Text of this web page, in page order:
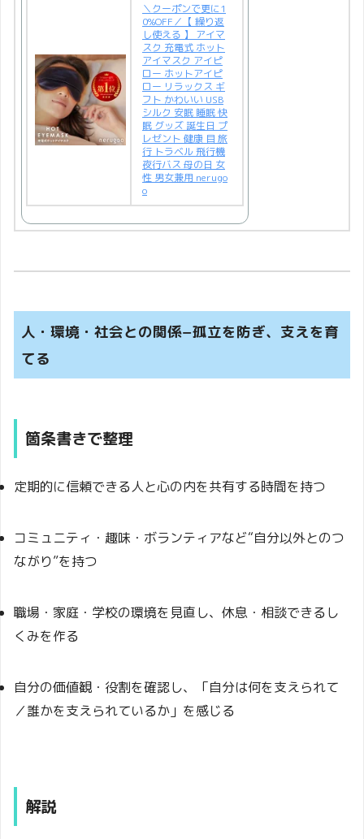
＼クーポンで更に1
0%OFF／【 繰り返
し使える 】 アイマ
スク 充電式 ホット
アイマスク アイピ
ロー ホットアイピ
ロー リラックス ギ
フト かわいい USB
シルク 安眠 睡眠 快
眠 グッズ 誕生日 プ
レゼント 健康 目 旅
行 トラベル 飛行機
夜行バス 母の日 女
性 男女兼用 nerugo
o
人・環境・社会との関係−孤立を防ぎ、支えを育
てる
箇条書きで整理
定期的に信頼できる人と心の内を共有する時間を持つ
コミュニティ・趣味・ボランティアなど“自分以外とのつ
ながり”を持つ
職場・家庭・学校の環境を見直し、休息・相談できるし
くみを作る
自分の価値観・役割を確認し、「自分は何を支えられて
／誰かを支えられているか」を感じる
解説